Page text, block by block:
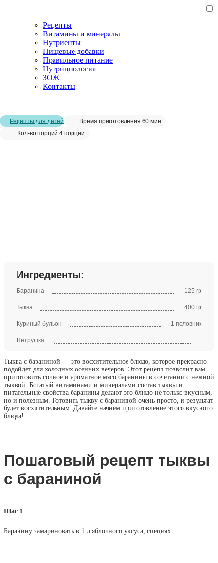
Рецепты
Витамины и минералы
Нутриенты
Пищевые добавки
Правильное питание
Нутрициология
ЗОЖ
Контакты
Рецепты для детей Время приготовления:60 мин
Кол-во порций:4 порции
Ингредиенты:
Баранина 125 гр
Тыква 400 гр
Куриный бульон 1 половник
Петрушка
Тыква с бараниной — это восхитительное блюдо, которое прекрасно
подойдет для холодных осенних вечеров. Этот рецепт позволит вам
приготовить сочное и ароматное мясо баранины в сочетании с нежной
тыквой. Богатый витаминами и минералами состав тыквы и
питательные свойства баранины делают это блюдо не только вкусным,
но и полезным. Готовить тыкву с бараниной очень просто, и результат
будет восхитительным. Давайте начнем приготовление этого вкусного
блюда!
Пошаговый рецепт тыквы
с бараниной
Шаг 1
Баранину замариновать в 1 л яблочного уксуса, специях.